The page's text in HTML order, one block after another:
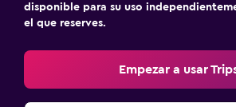
disponible para su uso
el que reserves.
Empezar a usar